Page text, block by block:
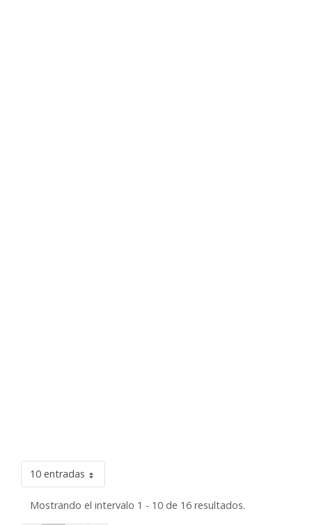
10 entradas
Mostrando el intervalo 1 - 10 de 16 resultados.